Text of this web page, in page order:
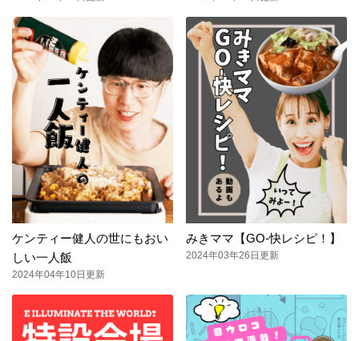
ケンティー健人の世にもおい
しい一人飯
2024年04年10日更新
みきママ【GO-快レシピ！】
2024年03年26日更新